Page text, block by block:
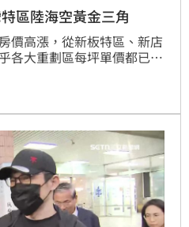
區陸海空黃金三角
價高漲，從新板特區、新店
各大重劃區每坪單價都已突
產業都具備潛力的地方，